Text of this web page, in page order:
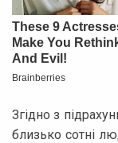
Згідно з
близько сотні